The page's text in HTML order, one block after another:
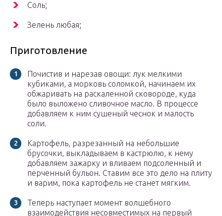
Соль;
Зелень любая;
Приготовление
Почистив и нарезав овощи: лук мелкими
кубиками, а морковь соломкой, начинаем их
обжаривать на раскаленной сковороде, куда
было выложено сливочное масло. В процессе
добавляем к ним сушеный чеснок и малость
соли.
Картофель, разрезанный на небольшие
брусочки, выкладываем в кастрюлю, к нему
добавляем зажарку и вливаем подсоленный и
перченный бульон. Ставим все это дело на плиту
и варим, пока картофель не станет мягким.
Теперь наступает момент волшебного
взаимодействия несовместимых на первый